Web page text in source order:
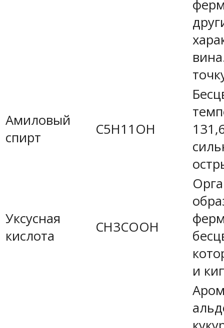
Амиловый
спирт
C5H11OH
Уксусная
кислота
CH3COOH
и